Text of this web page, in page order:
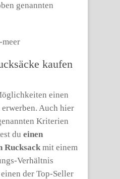
genannten
kaufen
einen
Auch hier
Kriterien
du einen
Rucksackmit einem
Verhältnis
der Top-Seller